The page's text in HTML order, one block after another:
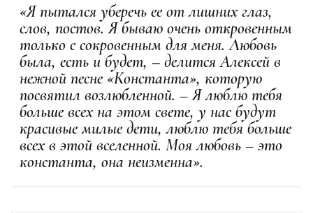
«Я пытался уберечь ее от лишних глаз,
слов, постов. Я бываю очень откровенным
только с сокровенным для меня. Любовь
была, есть и будет, – делится Алексей в
нежной песне «Константа», которую
посвятил возлюбленной. – Я люблю тебя
больше всех на этом свете, у нас будут
красивые милые дети, люблю тебя больше
всех в этой вселенной. Моя любовь – это
константа, она неизменна».